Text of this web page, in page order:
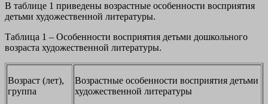
В таблице 1 приведены возрастные особенности восприятия
детьми художественной литературы.
Таблица 1 – Особенности восприятия детьми дошкольного
возраста художественной литературы.
Возраст (лет),
группа
Возрастные особенности восприятия детьми
художественной литературы